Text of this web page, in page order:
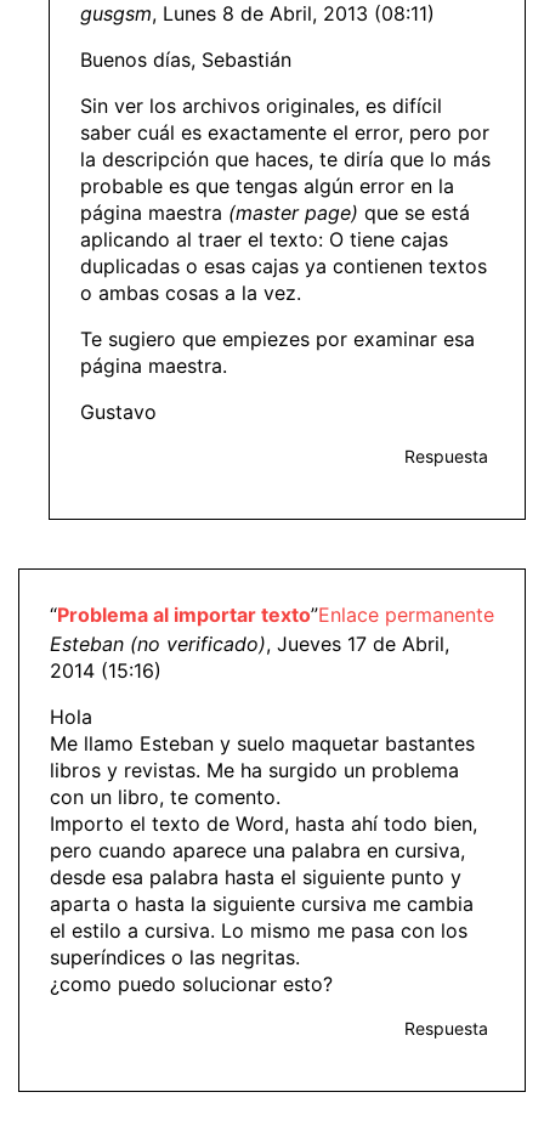
gusgsm, Lunes 8 de Abril, 2013 (08:11)
Buenos días, Sebastián
Sin ver los archivos originales, es difícil
saber cuál es exactamente el error, pero por
la descripción que haces, te diría que lo más
probable es que tengas algún error en la
página maestra (master page) que se está
aplicando al traer el texto: O tiene cajas
duplicadas o esas cajas ya contienen textos
o ambas cosas a la vez.
Te sugiero que empiezes por examinar esa
página maestra.
Gustavo
Respuesta
Enlace permanente
“Problema al importar texto”
Esteban (no verificado), Jueves 17 de Abril,
2014 (15:16)
Hola
Me llamo Esteban y suelo maquetar bastantes
libros y revistas. Me ha surgido un problema
con un libro, te comento.
Importo el texto de Word, hasta ahí todo bien,
pero cuando aparece una palabra en cursiva,
desde esa palabra hasta el siguiente punto y
aparta o hasta la siguiente cursiva me cambia
el estilo a cursiva. Lo mismo me pasa con los
superíndices o las negritas.
¿como puedo solucionar esto?
Respuesta